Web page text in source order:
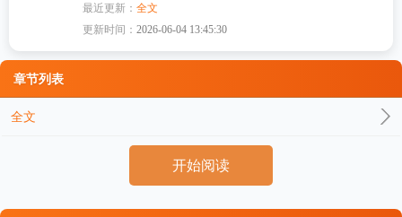
最近更新：全文
更新时间：2026-06-04 13:45:30
章节列表
全文
开始阅读